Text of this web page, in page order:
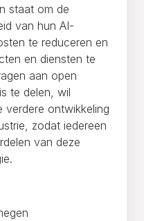
staat om de
van hun AI-
te reduceren en
en diensten te
aan open
te delen, wil
verdere ontwikkeling
zodat iedereen
van deze